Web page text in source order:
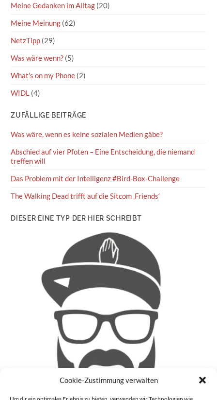
Cookie-Zustimmung verwalten
Meine Gedanken im Alltag (20)
Meine Meinung (62)
NetzTipp (29)
Was wäre wenn? (5)
What's on my Phone (2)
WIDL (4)
ZUFÄLLIGE BEITRÄGE
Was wäre, wenn es keine sozialen Medien gäbe?
Abschied auf vier Pfoten – Eine Entscheidung, die niemand
treffen will
Das Problem mit der Intelligenz #Bird-Box-Challenge
The Walking Dead trifft auf die Sitcom ‚Friends‘
DIESER EINE TYP DER HIER SCHREIBT